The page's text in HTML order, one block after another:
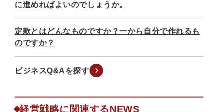
に進めればよいのでしょうか。
定款とはどんなものですか？一から自分で作れるも
のですか？
ビジネスQ&Aを探す
経営戦略に関連するNEWS